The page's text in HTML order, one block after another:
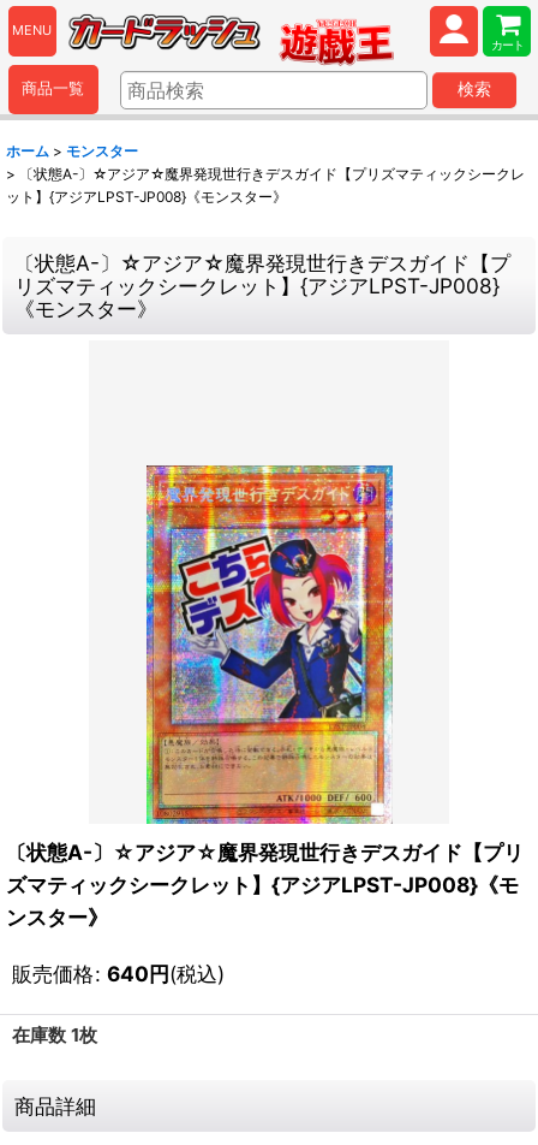
MENU
カート
商品一覧 検索
ホーム > モンスター
>
〔状態A-〕☆アジア☆魔界発現世行きデスガイド【プリズマティックシークレ
ット】{アジアLPST-JP008}《モンスター》
〔状態A-〕☆アジア☆魔界発現世行きデスガイド【プ
リズマティックシークレット】{アジアLPST-JP008}
《モンスター》
〔状態A-〕☆アジア☆魔界発現世行きデスガイド【プリ
ズマティックシークレット】{アジアLPST-JP008}《モ
ンスター》
販売価格: 640円(税込)
在庫数 1枚
商品詳細